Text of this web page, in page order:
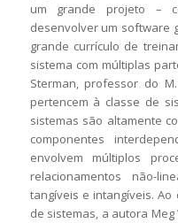
um grande projeto –
desenvolver um software
grande currículo de
sistema com múltiplas
Sterman, professor do
pertencem à classe de
sistemas são altamente
componentes
envolvem múltiplos
relacionamentos não-
tangíveis e intangíveis.
de sistemas, a autora